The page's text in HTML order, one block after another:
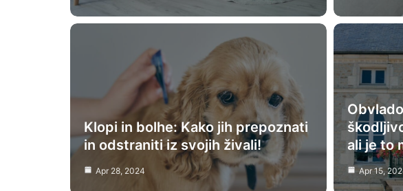
Klopi in bolhe: Kako jih prepoznati
in odstraniti iz svojih živali!
Apr 28, 2024
ali je to
Apr 15,